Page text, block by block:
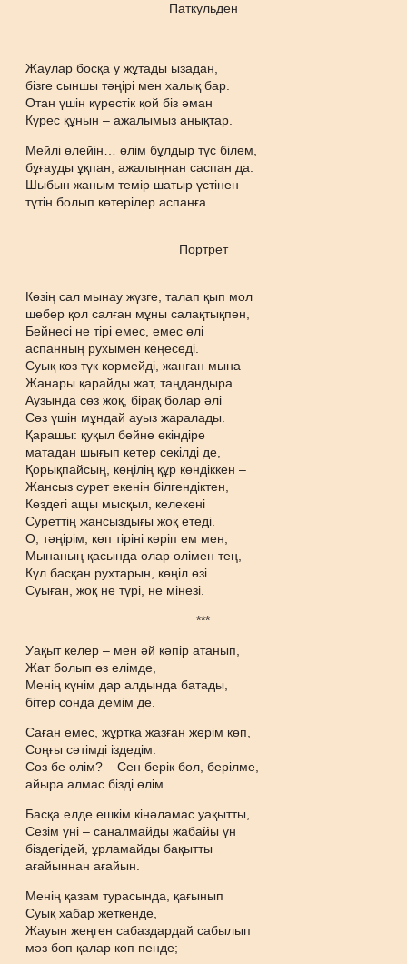
Паткульден
Жаулар босқа у жұтады ызадан,
бізге сыншы тәңірі мен халық бар.
Отан үшін күрестік қой біз әман
Күрес құнын – ажалымыз анықтар.
Мейлі өлейін… өлім бұлдыр түс білем,
бұғауды ұқпан, ажалыңнан саспан да.
Шыбын жаным темір шатыр үстінен
түтін болып көтерілер аспанға.
Портрет
Көзің сал мынау жүзге, талап қып мол
шебер қол салған мұны салақтықпен,
Бейнесі не тірі емес, емес өлі
аспанның рухымен кеңеседі.
Суық көз түк көрмейді, жанған мына
Жанары қарайды жат, таңдандыра.
Аузында сөз жоқ, бірақ болар әлі
Сөз үшін мұндай ауыз жаралады.
Қарашы: қуқыл бейне өкіндіре
матадан шығып кетер секілді де,
Қорықпайсың, көңілің құр көндіккен –
Жансыз сурет екенін білгендіктен,
Көздегі ащы мысқыл, келекені
Суреттің жансыздығы жоқ етеді.
О, тәңірім, көп тіріні көріп ем мен,
Мынаның қасында олар өлімен тең,
Күл басқан рухтарын, көңіл өзі
Суыған, жоқ не түрі, не мінезі.
***
Уақыт келер – мен әй кәпір атанып,
Жат болып өз елімде,
Менің күнім дар алдында батады,
бітер сонда демім де.
Саған емес, жұртқа жазған жерім көп,
Соңғы сәтімді іздедім.
Сөз бе өлім? – Сен берік бол, берілме,
айыра алмас бізді өлім.
Басқа елде ешкім кінәламас уақытты,
Сезім үні – саналмайды жабайы үн
біздегідей, ұрламайды бақытты
ағайыннан ағайын.
Менің қазам турасында, қағынып
Суық хабар жеткенде,
Жауын жеңген сабаздардай сабылып
мәз боп қалар көп пенде;